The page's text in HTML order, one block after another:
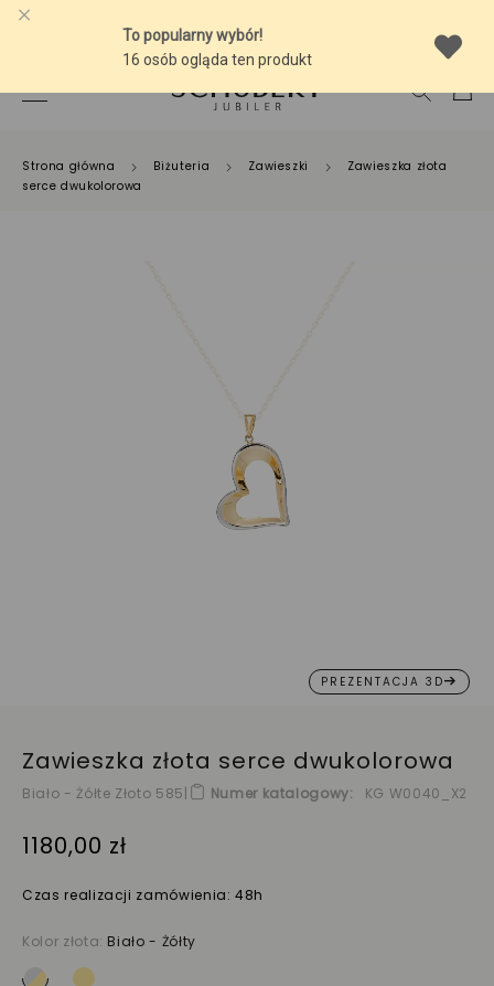
Strona główna Biżuteria Zawieszki
Zawieszka złota
serce dwukolorowa
PREZENTACJA 3D
Zawieszka złota serce dwukolorowa
Biało - Żółte Złoto 585| Numer katalogowy KG W0040_X2
1180,00 zł
Czas realizacji zamówienia: 48h
Kolor złota: Biało - Żółty